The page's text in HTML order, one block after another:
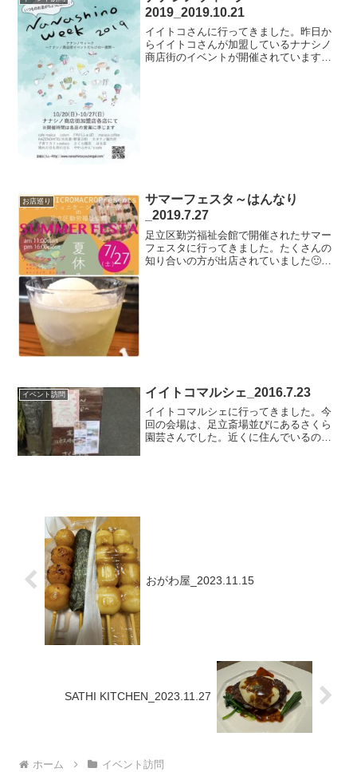
2019_2019.10.21
イイトコさんに行ってきました。昨日か
らイイトコさんが加盟しているナナシノ
商店街のイベントが開催されています。
お店巡り
サマーフェスタ～はんなり
_2019.7.27
足立区勤労福祉会館で開催されたサマー
フェスタに行ってきました。たくさんの
知り合いの方が出店されていました🙂
イベント訪問 イイトコマルシェ_2016.7.23
イイトコマルシェに行ってきました。今
回の会場は、足立斎場並びにあるさくら
園芸さんでした。近くに住んでいるの
おがわ屋_2023.11.15
SATHI KITCHEN_2023.11.27
ホーム イベント訪問